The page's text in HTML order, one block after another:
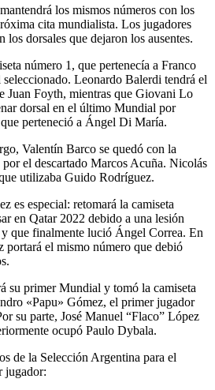
los mismos números con los
cita mundialista. Los jugadores
los dorsales que dejaron los ausentes.
número 1, que pertenecía a Franco
Leonardo Balerdi tendrá el
Juan Foyth, mientras que Giovani Lo
dorsal en el último Mundial por
perteneció a Ángel Di María.
Valentín Barco se quedó con la
el descartado Marcos Acuña. Nicolás
utilizaba Guido Rodríguez.
es especial: retomará la camiseta
en Qatar 2022 debido a una lesión
que finalmente lució Ángel Correa. En
el mismo número que debió
su primer Mundial y tomó la camiseta
«Papu» Gómez, el primer jugador
su parte, José Manuel “Flaco” López
ocupó Paulo Dybala.
de la Selección Argentina para el
jugador: